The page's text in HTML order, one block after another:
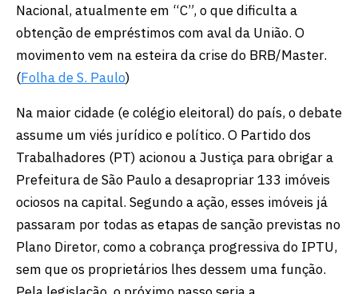
Nacional, atualmente em “C”, o que dificulta a
obtenção de empréstimos com aval da União. O
movimento vem na esteira da crise do BRB/Master.
(Folha de S. Paulo)
Na maior cidade (e colégio eleitoral) do país, o debate
assume um viés jurídico e político. O Partido dos
Trabalhadores (PT) acionou a Justiça para obrigar a
Prefeitura de São Paulo a desapropriar 133 imóveis
ociosos na capital. Segundo a ação, esses imóveis já
passaram por todas as etapas de sanção previstas no
Plano Diretor, como a cobrança progressiva do IPTU,
sem que os proprietários lhes dessem uma função.